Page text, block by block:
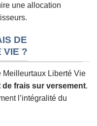
une allocation
DE
VIE ?
Meilleurtaux Liberté Vie
de frais sur versement.
l’intégralité du